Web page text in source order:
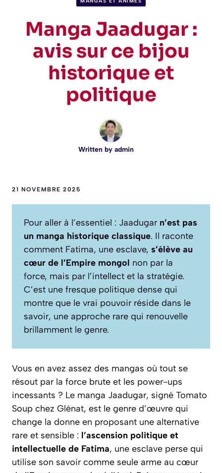
Manga Jaadugar :
avis sur ce bijou
historique et
politique
Written by admin
21 NOVEMBRE 2025
Pour aller à l’essentiel : Jaadugar n’est pas
un manga historique classique. Il raconte
comment Fatima, une esclave, s’élève au
cœur de l’Empire mongol non par la
force, mais par l’intellect et la stratégie.
C’est une fresque politique dense qui
montre que le vrai pouvoir réside dans le
savoir, une approche rare qui renouvelle
brillamment le genre.
Vous en avez assez des mangas où tout se
résout par la force brute et les power-ups
incessants ? Le manga Jaadugar, signé Tomato
Soup chez Glénat, est le genre d’œuvre qui
change la donne en proposant une alternative
rare et sensible : l’ascension politique et
intellectuelle de Fatima, une esclave perse qui
utilise son savoir comme seule arme au cœur